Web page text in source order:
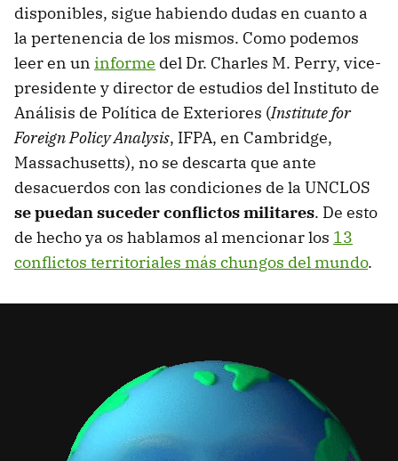
disponibles, sigue habiendo dudas en cuanto a
la pertenencia de los mismos. Como podemos
leer en un informe del Dr. Charles M. Perry, vice-
presidente y director de estudios del Instituto de
Análisis de Política de Exteriores (Institute for
Foreign Policy Analysis, IFPA, en Cambridge,
Massachusetts), no se descarta que ante
desacuerdos con las condiciones de la UNCLOS
se puedan suceder conflictos militares. De esto
de hecho ya os hablamos al mencionar los 13
conflictos territoriales más chungos del mundo.